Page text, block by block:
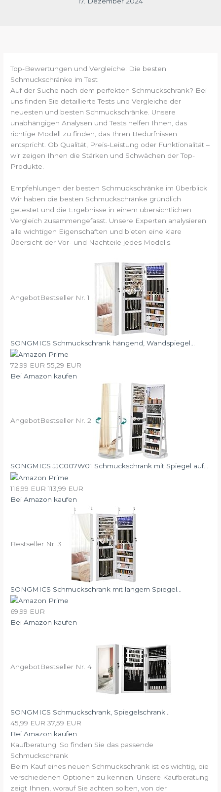
Top-Bewertungen und Vergleiche: Die besten
Schmuckschränke im Test
Auf der Suche nach dem perfekten Schmuckschrank? Bei
uns finden Sie detaillierte Tests und Vergleiche der
neuesten und besten Schmuckschränke. Unsere
unabhängigen Analysen und Tests helfen Ihnen, das
richtige Modell zu finden, das Ihren Bedürfnissen
entspricht. Ob Qualität, Preis-Leistung oder Funktionalität –
wir zeigen Ihnen die Stärken und Schwächen der Top-
Produkte.
Empfehlungen der besten Schmuckschränke im Überblick
Wir haben die besten Schmuckschränke gründlich
getestet und die Ergebnisse in einem übersichtlichen
Vergleich zusammengefasst. Unsere Experten analysieren
alle wichtigen Eigenschaften und bieten eine klare
Übersicht der Vor- und Nachteile jedes Modells.
AngebotBestseller Nr. 1
SONGMICS Schmuckschrank hängend, Wandspiegel...
72,99 EUR 55,29 EUR
Bei Amazon kaufen
AngebotBestseller Nr. 2
SONGMICS JJC007W01 Schmuckschrank mit Spiegel auf...
116,99 EUR 113,99 EUR
Bei Amazon kaufen
Bestseller Nr. 3
SONGMICS Schmuckschrank mit langem Spiegel...
69,99 EUR
Bei Amazon kaufen
AngebotBestseller Nr. 4
SONGMICS Schmuckschrank, Spiegelschrank...
45,99 EUR 37,59 EUR
Bei Amazon kaufen
Kaufberatung: So finden Sie das passende
Schmuckschrank
Beim Kauf eines neuen Schmuckschrank ist es wichtig, die
verschiedenen Optionen zu kennen. Unsere Kaufberatung
zeigt Ihnen, worauf Sie achten sollten, von der